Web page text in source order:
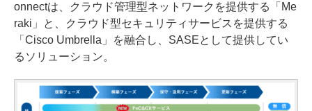
onnectは、クラウド管理型ネットワークを提供する「Me
raki」と、クラウド型セキュリティサービスを提供する
「Cisco Umbrella」を融合し、SASEとして提供してい
るソリューション。